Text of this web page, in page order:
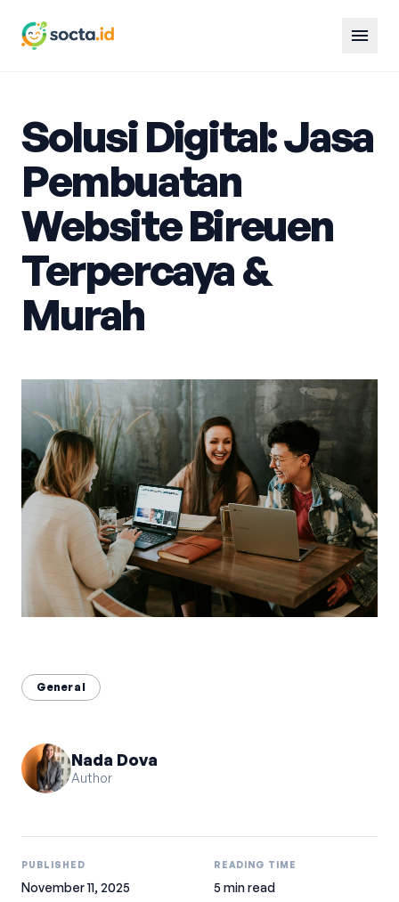
menu
Bahasa Indonesia English 中文
Solusi Digital: Jasa
Pembuatan
Website Bireuen
Terpercaya &
Murah
General
Nada Dova
Author
PUBLISHED
November 11, 2025
READING TIME
5 min read